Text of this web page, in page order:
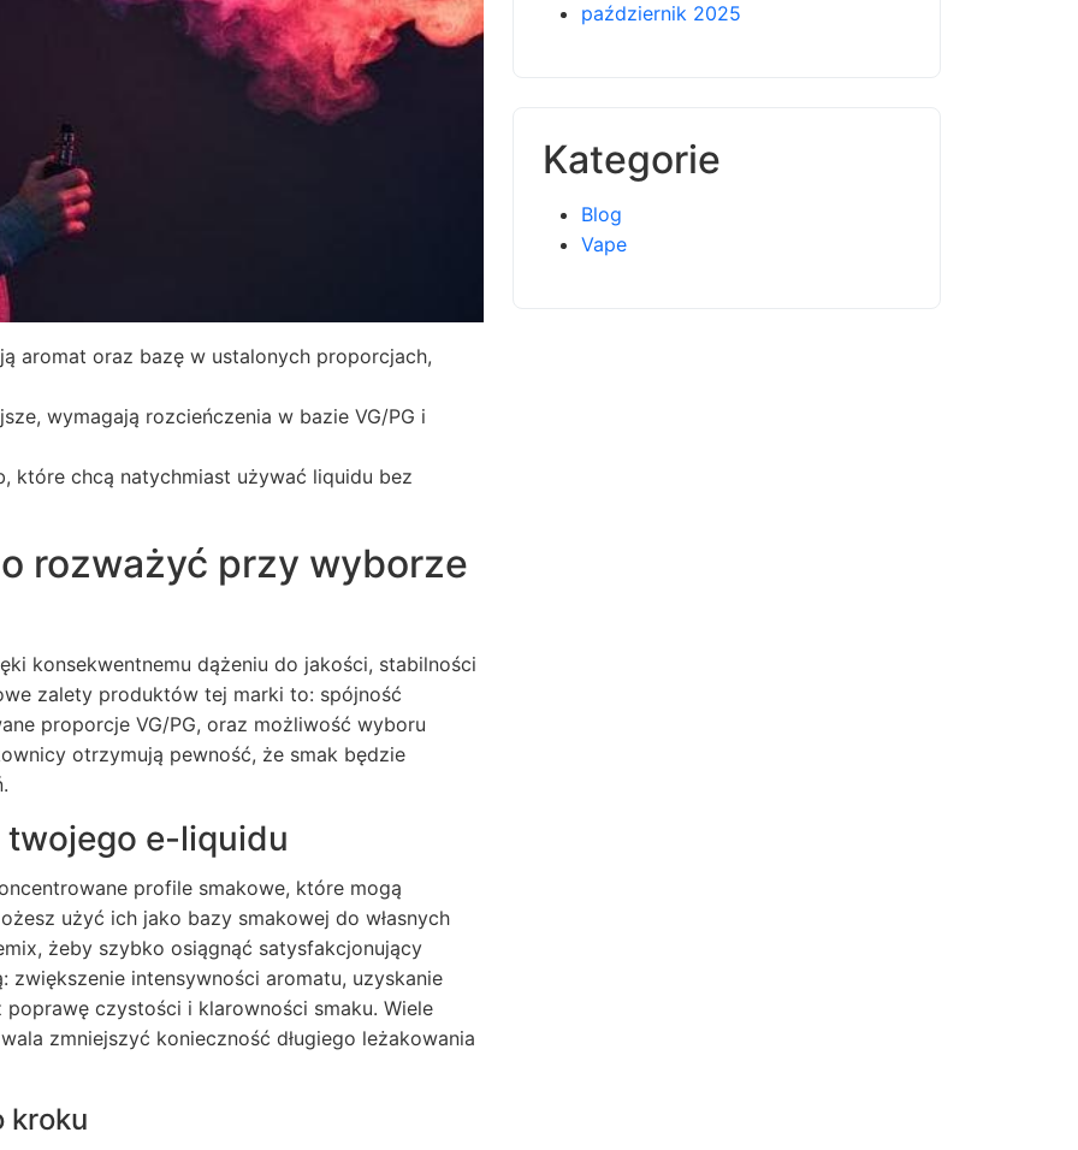
aromat oraz bazę w ustalonych proporcjach,
wymagają rozcieńczenia w bazie VG/PG i
które chcą natychmiast używać liquidu bez
rozważyć przy wyborze
konsekwentnemu dążeniu do jakości, stabilności
zalety produktów tej marki to: spójność
proporcje VG/PG, oraz możliwość wyboru
otrzymują pewność, że smak będzie
twojego e-liquidu
profile smakowe, które mogą
użyć ich jako bazy smakowej do własnych
żeby szybko osiągnąć satysfakcjonujący
intensywności aromatu, uzyskanie
czystości i klarowności smaku. Wiele
zmniejszyć konieczność długiego leżakowania
kroku
październik 2025
Kategorie
Blog
Vape